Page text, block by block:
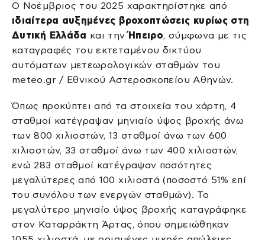
Ο Νοέμβριος του 2025 χαρακτηρίστηκε από
ιδιαίτερα αυξημένες βροχοπτώσεις κυρίως στη
Δυτική Ελλάδα και τηνΉπειρο, σύμφωνα με τις
καταγραφές του εκτεταμένου δικτύου
αυτόματων μετεωρολογικών σταθμών του
meteo.gr / Εθνικού Αστεροσκοπείου Αθηνών.
Όπως προκύπτει από τα στοιχεία του χάρτη, 4
σταθμοί κατέγραψαν μηνιαίο ύψος βροχής άνω
των 800 χιλιοστών, 13 σταθμοί άνω των 600
χιλιοστών, 33 σταθμοί άνω των 400 χιλιοστών,
ενώ 283 σταθμοί κατέγραψαν ποσότητες
μεγαλύτερες από 100 χιλιοστά (ποσοστό 51% επί
του συνόλου των ενεργών σταθμών). Το
μεγαλύτερο μηνιαίο ύψος βροχής καταγράφηκε
στον Καταρράκτη Άρτας, όπου σημειώθηκαν